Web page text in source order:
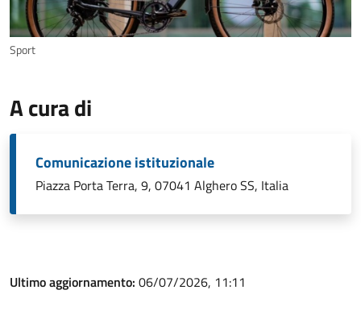
Sport
A cura di
Comunicazione istituzionale
Piazza Porta Terra, 9, 07041 Alghero SS, Italia
Ultimo aggiornamento: 06/07/2026, 11:11